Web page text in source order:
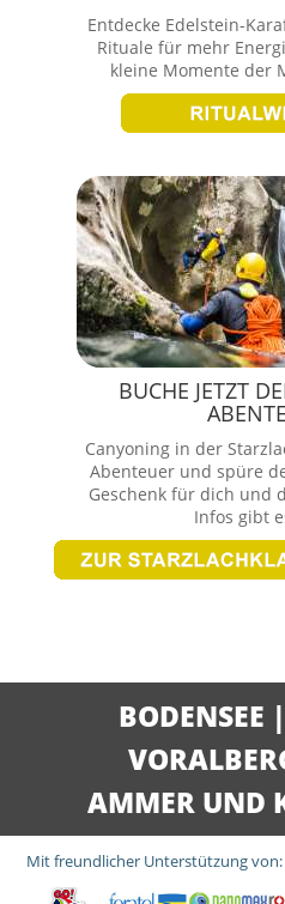
Entdecke Edelstein-
Rituale für mehr
kleine Momente der
BUCHE JETZT
Canyoning in der
Abenteuer und spüre
Geschenk für dich und
Infos gibt
BODENSEE |
AMMER UND
Mit freundlicher Unterstützung von: